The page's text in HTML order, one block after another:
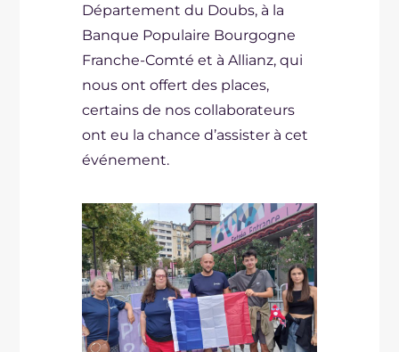
Département du Doubs, à la
Banque Populaire Bourgogne
Franche-Comté et à Allianz, qui
nous ont offert des places,
certains de nos collaborateurs
ont eu la chance d’assister à cet
événement.